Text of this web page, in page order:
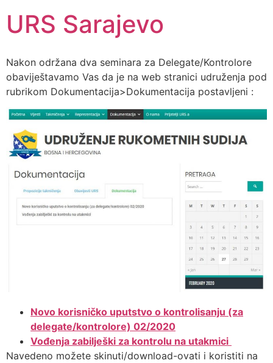
URS Sarajevo
Nakon održana dva seminara za Delegate/Kontrolore
obaviještavamo Vas da je na web stranici udruženja pod
rubrikom Dokumentacija>Dokumentacija postavljeni :
Novo korisničko uputstvo o kontrolisanju (za
delegate/kontrolore) 02/2020
Vođenja zabilješki za kontrolu na utakmici
Navedeno možete skinuti/download-ovati i koristiti na